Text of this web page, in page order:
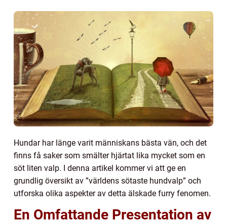
Hundar har länge varit människans bästa vän, och det
finns få saker som smälter hjärtat lika mycket som en
söt liten valp. I denna artikel kommer vi att ge en
grundlig översikt av ”världens sötaste hundvalp” och
utforska olika aspekter av detta älskade furry fenomen.
En Omfattande Presentation av